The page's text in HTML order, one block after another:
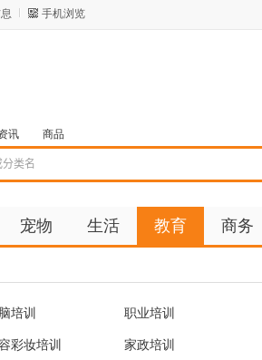
手机浏览
讯 商品
宠物 生活 教育 商务
培训 职业培训
彩妆培训 家政培训